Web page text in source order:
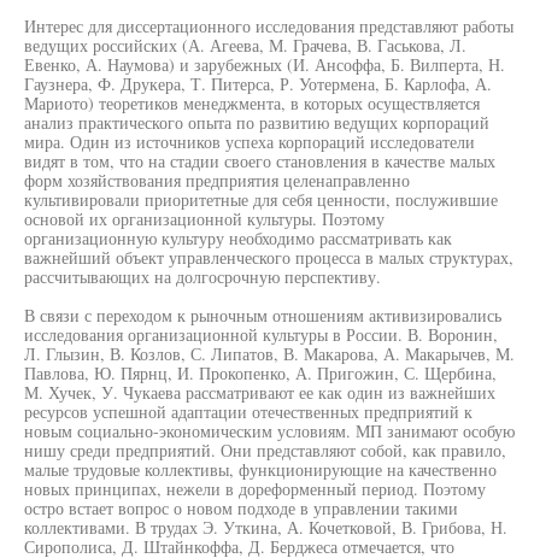
Интерес для диссертационного исследования представляют работы
ведущих российских (А. Агеева, М. Грачева, В. Гаськова, Л.
Евенко, А. Наумова) и зарубежных (И. Ансоффа, Б. Вилперта, Н.
Гаузнера, Ф. Друкера, Т. Питерса, Р. Уотермена, Б. Карлофа, А.
Мариото) теоретиков менеджмента, в которых осуществляется
анализ практического опыта по развитию ведущих корпораций
мира. Один из источников успеха корпораций исследователи
видят в том, что на стадии своего становления в качестве малых
форм хозяйствования предприятия целенаправленно
культивировали приоритетные для себя ценности, послужившие
основой их организационной культуры. Поэтому
организационную культуру необходимо рассматривать как
важнейший объект управленческого процесса в малых структурах,
рассчитывающих на долгосрочную перспективу.
В связи с переходом к рыночным отношениям активизировались
исследования организационной культуры в России. В. Воронин,
Л. Глызин, В. Козлов, С. Липатов, В. Макарова, А. Макарычев, М.
Павлова, Ю. Пярнц, И. Прокопенко, А. Пригожин, С. Щербина,
М. Хучек, У. Чукаева рассматривают ее как один из важнейших
ресурсов успешной адаптации отечественных предприятий к
новым социально-экономическим условиям. МП занимают особую
нишу среди предприятий. Они представляют собой, как правило,
малые трудовые коллективы, функционирующие на качественно
новых принципах, нежели в дореформенный период. Поэтому
остро встает вопрос о новом подходе в управлении такими
коллективами. В трудах Э. Уткина, А. Кочетковой, В. Грибова, Н.
Сирополиса, Д. Штайнкоффа, Д. Берджеса отмечается, что